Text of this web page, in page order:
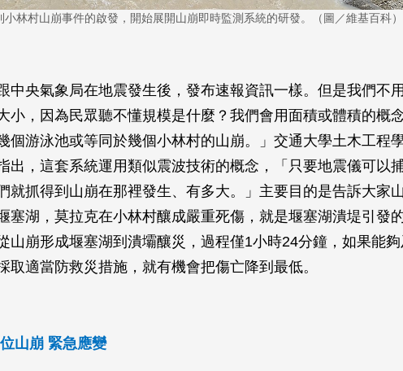
小林村山崩事件的啟發，開始展開山崩即時監測系統的研發。（圖／維基百科）
中央氣象局在地震發生後，發布速報資訊一樣。但是我們不
小，因為民眾聽不懂規模是什麼？我們會用面積或體積的概
個游泳池或等同於幾個小林村的山崩。」交通大學土木工程
出，這套系統運用類似震波技術的概念，「只要地震儀可以
就抓得到山崩在那裡發生、有多大。」主要目的是告訴大家
塞湖，莫拉克在小林村釀成嚴重死傷，就是堰塞湖潰堤引發
山崩形成堰塞湖到潰壩釀災，過程僅1小時24分鐘，如果能夠
取適當防救災措施，就有機會把傷亡降到最低。
山崩 緊急應變